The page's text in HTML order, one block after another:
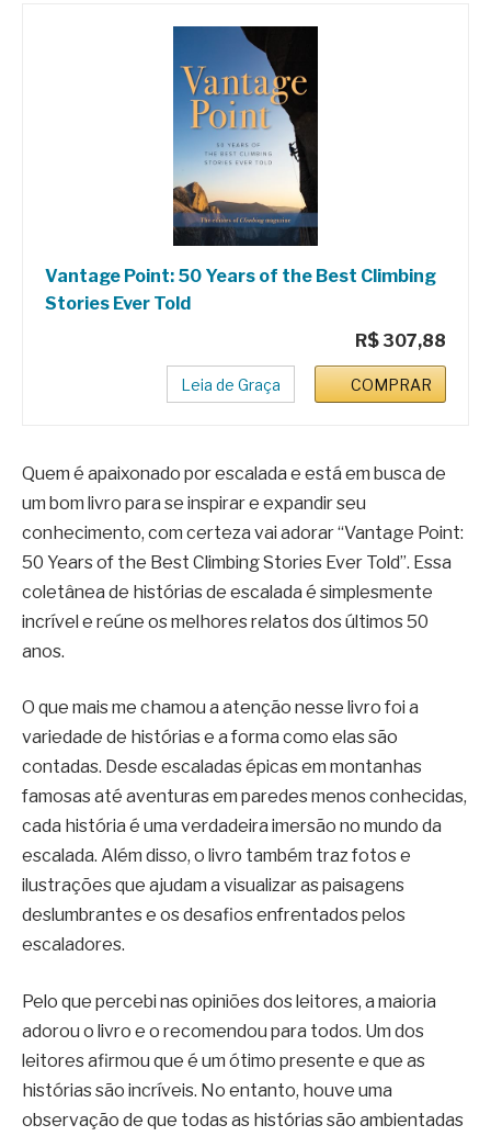
Vantage Point: 50 Years of the Best Climbing
Stories Ever Told
R$ 307,88
Leia de Graça COMPRAR
Quem é apaixonado por escalada e está em busca de
um bom livro para se inspirar e expandir seu
conhecimento, com certeza vai adorar “Vantage Point:
50 Years of the Best Climbing Stories Ever Told”. Essa
coletânea de histórias de escalada é simplesmente
incrível e reúne os melhores relatos dos últimos 50
anos.
O que mais me chamou a atenção nesse livro foi a
variedade de histórias e a forma como elas são
contadas. Desde escaladas épicas em montanhas
famosas até aventuras em paredes menos conhecidas,
cada história é uma verdadeira imersão no mundo da
escalada. Além disso, o livro também traz fotos e
ilustrações que ajudam a visualizar as paisagens
deslumbrantes e os desafios enfrentados pelos
escaladores.
Pelo que percebi nas opiniões dos leitores, a maioria
adorou o livro e o recomendou para todos. Um dos
leitores afirmou que é um ótimo presente e que as
histórias são incríveis. No entanto, houve uma
observação de que todas as histórias são ambientadas